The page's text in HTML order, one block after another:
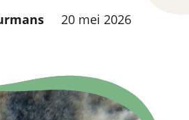
20 mei 2026